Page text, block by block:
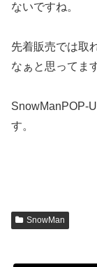
ないですね。
先着販売では取
なぁと思ってま
SnowManPOP-
す。
SnowMan